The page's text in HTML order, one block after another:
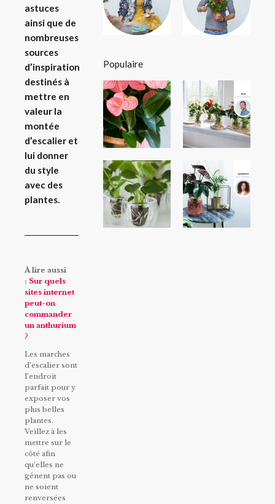
astuces
ainsi que de
nombreuses
sources
d’inspiration
destinés à
mettre en
valeur la
montée
d’escalier et
lui donner
du style
avec des
plantes.
À lire aussi
: Sur quels
sites internet
peut-on
commander
un anthurium
?
Les marches
d’escalier sont
l’endroit
parfait pour y
exposer vos
plus belles
plantes.
Veillez à les
mettre sur le
côté afin
qu’elles ne
gênent pas ou
ne soient
renversées
Populaire